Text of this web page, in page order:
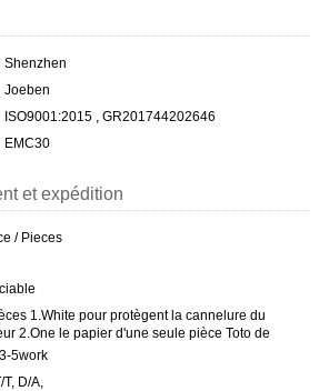
Shenzhen
Joeben
ISO9001:2015 , GR201744202646
EMC30
et expédition
/ Pieces
1.White pour protègent la cannelure du
2.One le papier d'une seule pièce Toto de
5work
T, D/A,